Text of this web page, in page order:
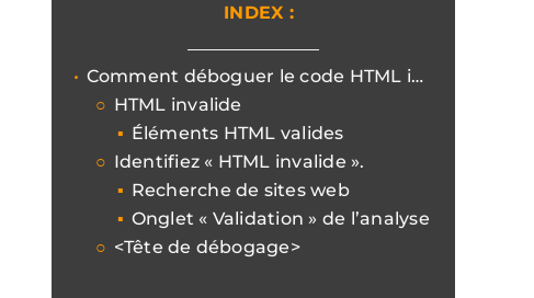
INDEX :
Comment déboguer le code HTML invalide dans Head ?
HTML invalide
Éléments HTML valides
Identifiez « HTML invalide ».
Recherche de sites web
Onglet « Validation » de l’analyse
<Tête de débogage>